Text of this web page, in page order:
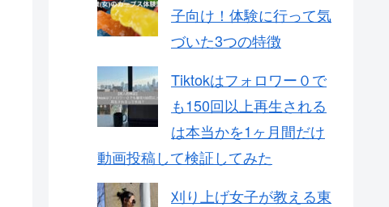
子向け！体験に行って気
づいた3つの特徴
Tiktokはフォロワー０で
も150回以上再生される
は本当かを1ヶ月間だけ
動画投稿して検証してみた
刈り上げ女子が教える東